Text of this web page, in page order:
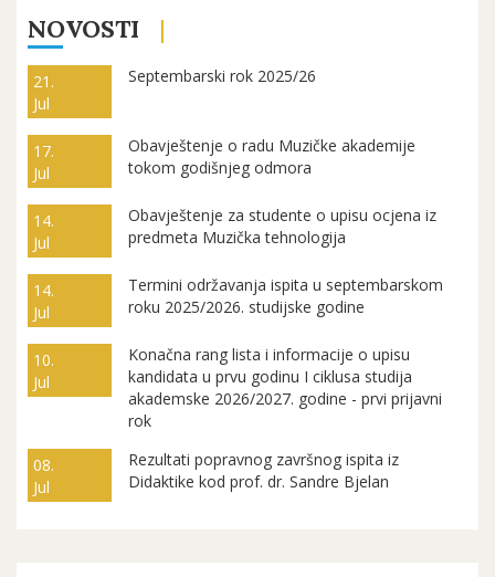
NOVOSTI
21.
Jul
Septembarski rok 2025/26
17.
Jul
Obavještenje o radu Muzičke akademije
tokom godišnjeg odmora
14.
Jul
Obavještenje za studente o upisu ocjena iz
predmeta Muzička tehnologija
14.
Jul
Termini održavanja ispita u septembarskom
roku 2025/2026. studijske godine
10.
Jul
Konačna rang lista i informacije o upisu
kandidata u prvu godinu I ciklusa studija
akademske 2026/2027. godine - prvi prijavni
rok
08.
Jul
Rezultati popravnog završnog ispita iz
Didaktike kod prof. dr. Sandre Bjelan